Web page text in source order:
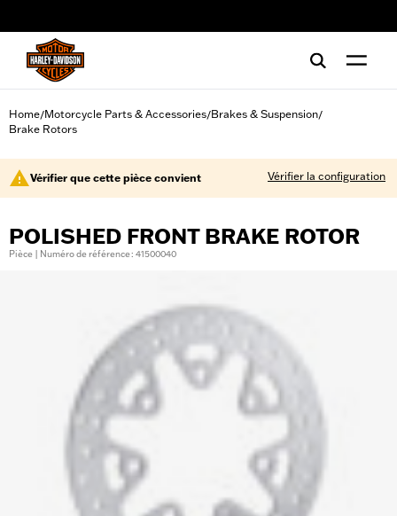
Home/Motorcycle Parts & Accessories/Brakes & Suspension/
Brake Rotors
Vérifier que cette pièce convient Vérifier la configuration
POLISHED FRONT BRAKE ROTOR
Pièce | Numéro de référence : 41500040